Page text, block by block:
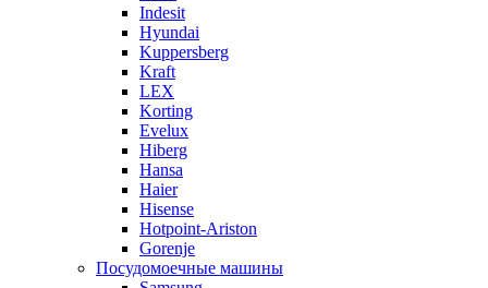
Indesit
Hyundai
Kuppersberg
Kraft
LEX
Korting
Evelux
Hiberg
Hansa
Haier
Hisense
Hotpoint-Ariston
Gorenje
Посудомоечные машины